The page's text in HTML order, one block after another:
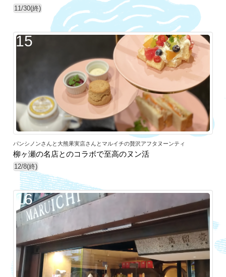
11/30(終)
15
パンシノンさんと大熊果実店さんとマルイチの贅沢アフタヌーンティ
柳ヶ瀬の名店とのコラボで至高のヌン活
12/8(終)
16